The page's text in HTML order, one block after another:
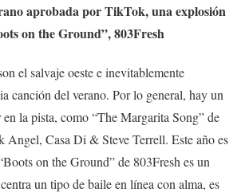
aprobada por TikTok, una explosión
on the Ground”, 803Fresh
el salvaje oeste e inevitablemente
canción del verano. Por lo general, hay un
la pista, como “The Margarita Song” de
Angel, Casa Di & Steve Terrell. Este año es
on the Ground” de 803Fresh es un
un tipo de baile en línea con alma, es